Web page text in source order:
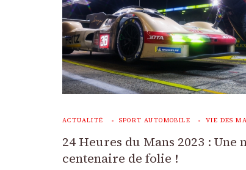
ACTUALITÉ SPORT AUTOMOBILE VIE DES
24 Heures du Mans 2023 : Une
centenaire de folie !